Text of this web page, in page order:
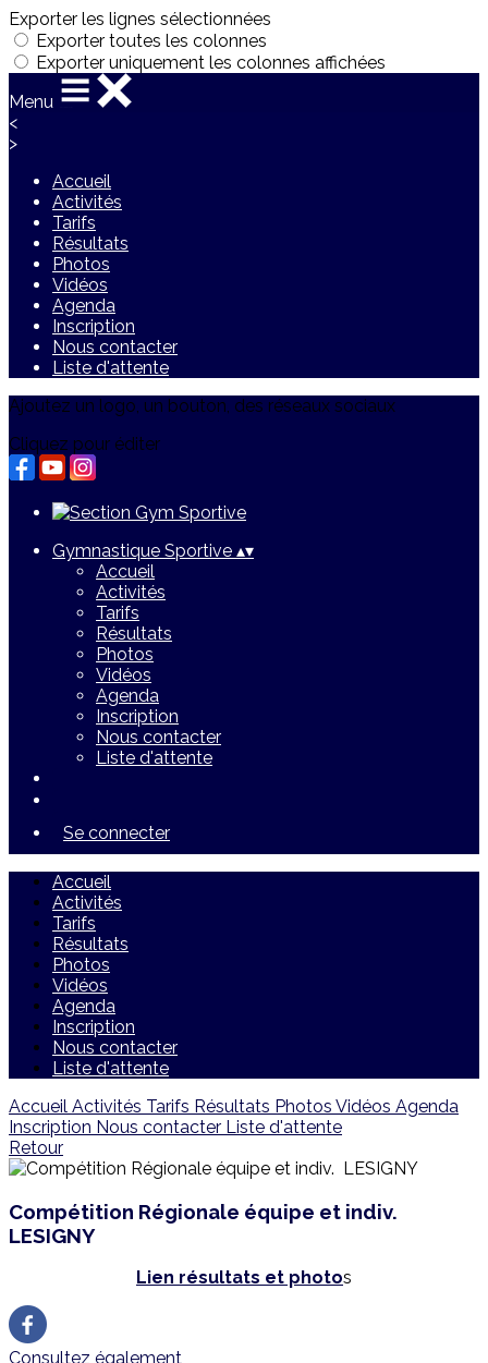
Exporter les lignes sélectionnées
Exporter toutes les colonnes
Exporter uniquement les colonnes affichées
Menu
<
>
Accueil
Activités
Tarifs
Résultats
Photos
Vidéos
Agenda
Inscription
Nous contacter
Liste d'attente
Ajoutez un logo, un bouton, des réseaux sociaux
Cliquez pour éditer
Gymnastique Sportive ▴▾
Accueil
Activités
Tarifs
Résultats
Photos
Vidéos
Agenda
Inscription
Nous contacter
Liste d'attente
Se connecter
Accueil
Activités
Tarifs
Résultats
Photos
Vidéos
Agenda
Inscription
Nous contacter
Liste d'attente
Accueil Activités Tarifs Résultats Photos Vidéos Agenda
Inscription Nous contacter Liste d'attente
Retour
Compétition Régionale équipe et indiv.
LESIGNY
Lien résultats et photos
Consultez également